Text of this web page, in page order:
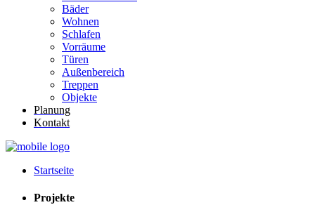
Bäder
Wohnen
Schlafen
Vorräume
Türen
Außenbereich
Treppen
Objekte
Planung
Kontakt
Startseite
Projekte